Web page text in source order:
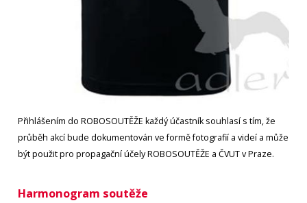
Přihlášením do ROBOSOUTĚŽE každý účastník souhlasí s tím, že
průběh akcí bude dokumentován ve formě fotografií a videí a může
být použit pro propagační účely ROBOSOUTĚŽE a ČVUT v Praze.
Harmonogram soutěže